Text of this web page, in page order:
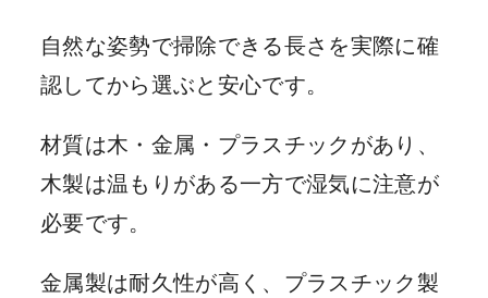
自然な姿勢で掃除できる長さを実際に確
認してから選ぶと安心です。
材質は木・金属・プラスチックがあり、
木製は温もりがある一方で湿気に注意が
必要です。
金属製は耐久性が高く、プラスチック製